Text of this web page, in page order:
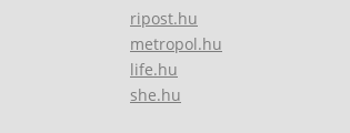
ripost.hu
metropol.hu
life.hu
she.hu